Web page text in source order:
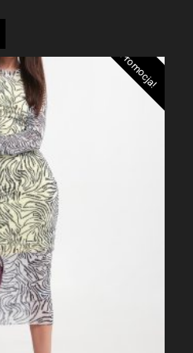
Promocja!